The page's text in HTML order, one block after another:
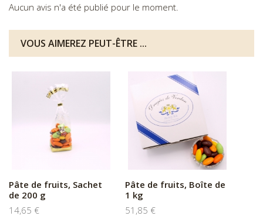
Aucun avis n'a été publié pour le moment.
VOUS AIMEREZ PEUT-ÊTRE ...
Pâte de fruits, Sachet
de 200 g
14,65 €
Pâte de fruits, Boîte de
1 kg
51,85 €